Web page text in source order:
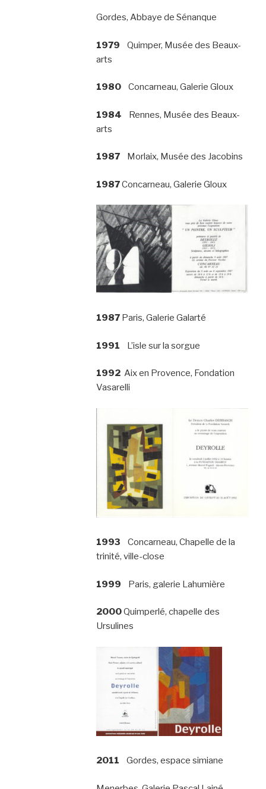
Gordes, Abbaye de Sénanque
1979 Quimper, Musée des Beaux-
arts
1980Concarneau, Galerie Gloux
1984 Rennes, Musée des Beaux-
arts
1987Morlaix, Musée des Jacobins
1987Concarneau, Galerie Gloux
1987Paris, Galerie Galarté
1991 L’isle sur la sorgue
1992Aix en Provence, Fondation
Vasarelli
1993 Concarneau, Chapelle de la
trinité, ville-close
1999 Paris, galerie Lahumière
2000Quimperlé, chapelle des
Ursulines
2011 Gordes, espace simiane